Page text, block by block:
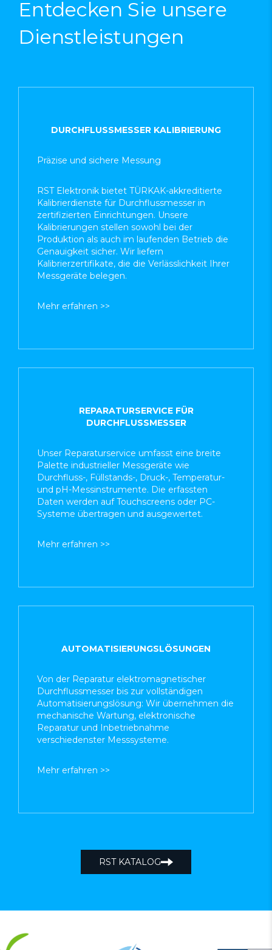
Entdecken Sie unsere
Dienstleistungen
DURCHFLUSSMESSER KALIBRIERUNG
Präzise und sichere Messung
RST Elektronik bietet TÜRKAK-akkreditierte
Kalibrierdienste für Durchflussmesser in
zertifizierten Einrichtungen. Unsere
Kalibrierungen stellen sowohl bei der
Produktion als auch im laufenden Betrieb die
Genauigkeit sicher. Wir liefern
Kalibrierzertifikate, die die Verlässlichkeit Ihrer
Messgeräte belegen.
Mehr erfahren >>
REPARATURSERVICE FÜR
DURCHFLUSSMESSER
Unser Reparaturservice umfasst eine breite
Palette industrieller Messgeräte wie
Durchfluss-, Füllstands-, Druck-, Temperatur-
und pH-Messinstrumente. Die erfassten
Daten werden auf Touchscreens oder PC-
Systeme übertragen und ausgewertet.
Mehr erfahren >>
AUTOMATISIERUNGSLÖSUNGEN
Von der Reparatur elektromagnetischer
Durchflussmesser bis zur vollständigen
Automatisierungslösung: Wir übernehmen die
mechanische Wartung, elektronische
Reparatur und Inbetriebnahme
verschiedenster Messsysteme.
Mehr erfahren >>
RST KATALOG